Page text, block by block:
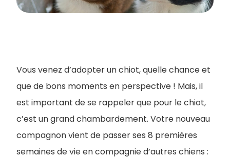
Vous venez d’adopter un chiot, quelle chance et
que de bons moments en perspective ! Mais, il
est important de se rappeler que pour le chiot,
c’est un grand chambardement. Votre nouveau
compagnon vient de passer ses 8 premières
semaines de vie en compagnie d’autres chiens :